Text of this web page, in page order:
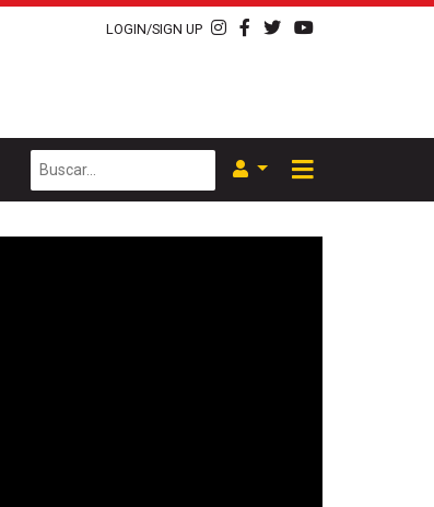
LOGIN/SIGN UP